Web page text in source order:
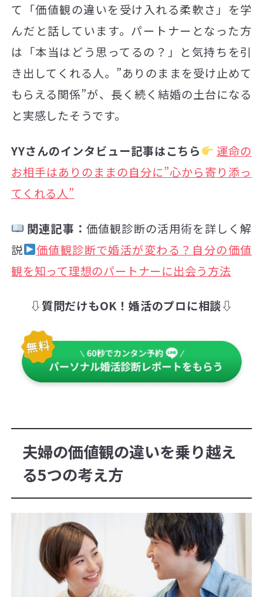
て「価値観の違いを受け入れる柔軟さ」を学
んだと話しています。パートナーとなった方
は「本当はどう思ってるの？」と気持ちを引
き出してくれる人。”ありのままを受け止めて
もらえる関係”が、長く続く結婚の土台になる
と実感したそうです。
YYさんのインタビュー記事はこちら
運命の
お相手はありのままの自分に”心から寄り添っ
てくれる人”
関連記事： 価値観診断の活用術を詳しく解
説
価値観診断で婚活が変わる？自分の価値
観を知って理想のパートナーに出会う方法
⇩質問だけもOK！婚活のプロに相談⇩
夫婦の価値観の違いを乗り越え
る5つの考え方